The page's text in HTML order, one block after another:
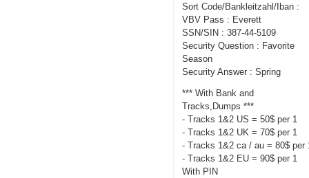
Sort Code/Bankleitzahl/Iban :
VBV Pass : Everett
SSN/SIN : 387-44-5109
Security Question : Favorite
Season
Security Answer : Spring
*** With Bank and
Tracks,Dumps ***
- Tracks 1&2 US = 50$ per 1
- Tracks 1&2 UK = 70$ per 1
- Tracks 1&2 ca / au = 80$ per
- Tracks 1&2 EU = 90$ per 1
With PIN